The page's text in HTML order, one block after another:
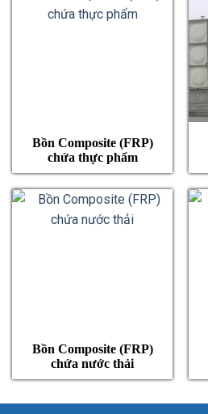
Bồn Composite (FRP)
chứa thực phẩm
Bồn Composite (FRP)
chứa nước thải